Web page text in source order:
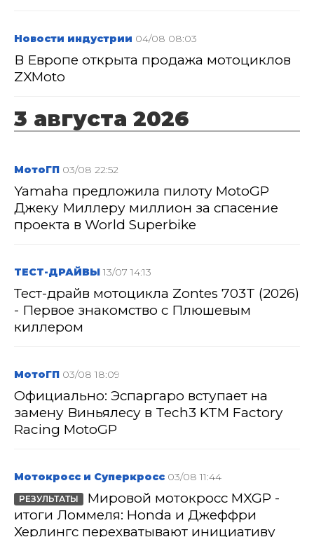
Новости индустрии 04/08 08:03
В Европе открыта продажа мотоциклов
ZXMoto
3 августа 2026
МотоГП 03/08 22:52
Yamaha предложила пилоту MotoGP
Джеку Миллеру миллион за спасение
проекта в World Superbike
ТЕСТ-ДРАЙВЫ 13/07 14:13
Тест-драйв мотоцикла Zontes 703T (2026)
- Первое знакомство с Плюшевым
киллером
МотоГП 03/08 18:09
Официально: Эспаргаро вступает на
замену Виньялесу в Tech3 KTM Factory
Racing MotoGP
Мотокросс и Суперкросс 03/08 11:44
РЕЗУЛЬТАТЫ
Мировой мотокросс MXGP -
итоги Ломмеля: Honda и Джеффри
Херлингс перехватывают инициативу